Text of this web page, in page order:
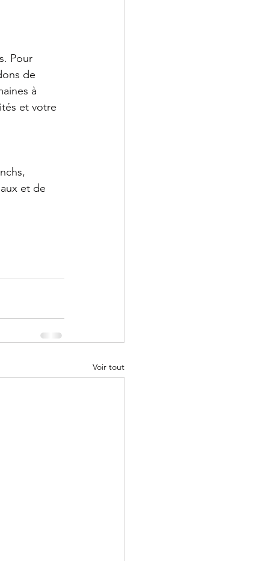
Pour
de
à
et votre
et de
Voir tout